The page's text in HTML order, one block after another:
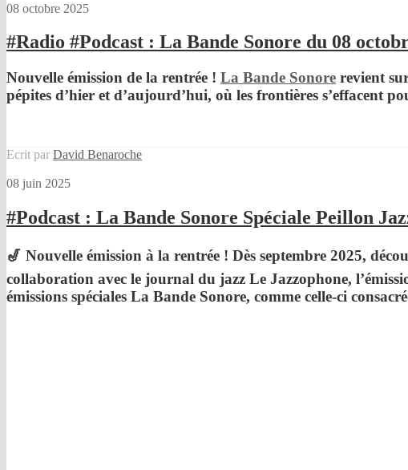
08 octobre 2025
#Radio #Podcast : La Bande Sonore du 08
Nouvelle émission de la rentrée ! La Bande Sonore revient
pépites d’hier et d’aujourd’hui, où les frontières s’effacent
Ecrit par David Benaroche
08 juin 2025
#Podcast : La Bande Sonore Spéciale Peillon
🎷 Nouvelle émission à la rentrée ! Dès septembre 2025,
collaboration avec le journal du jazz ⁠Le Jazzophone⁠,
émissions spéciales La Bande Sonore, comme celle-ci